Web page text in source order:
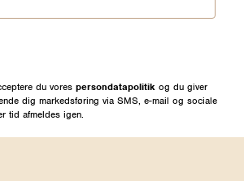
du vores persondatapolitik og du giver
dig markedsføring via SMS, e-mail og sociale
tid afmeldes igen.